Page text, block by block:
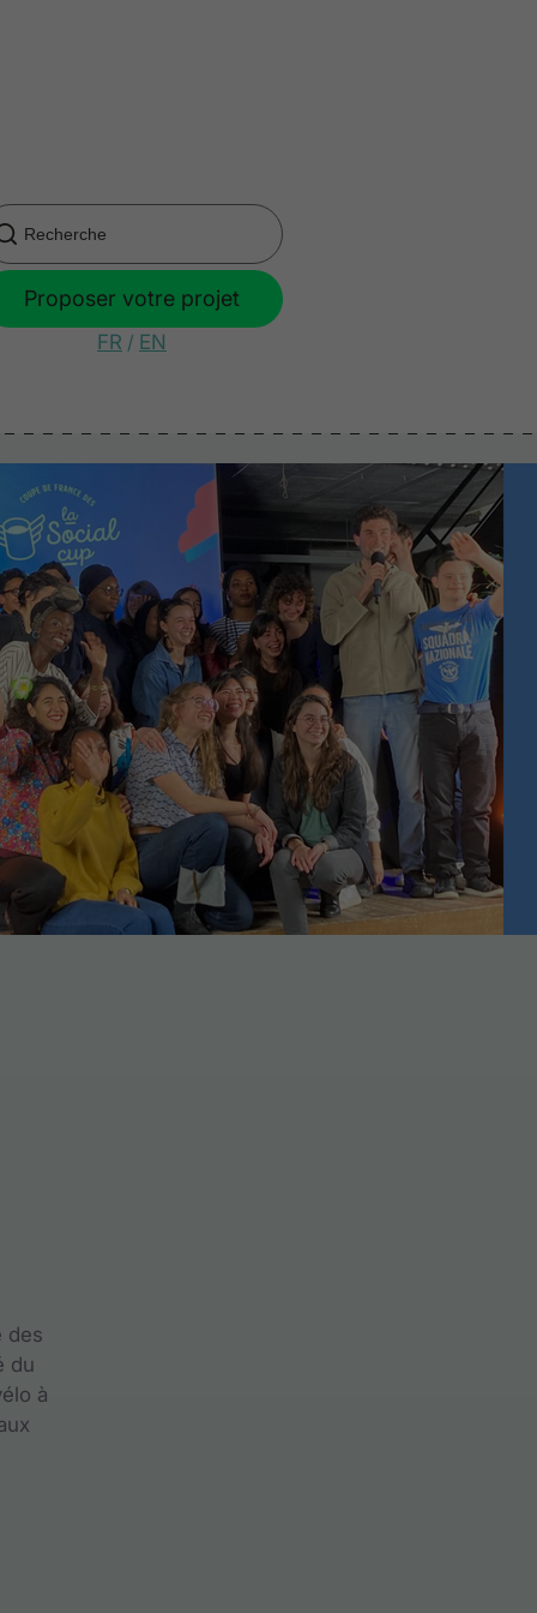
Proposer votre projet
FR / EN
des
du
à